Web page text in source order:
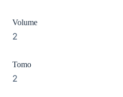
Volume
2
Tomo
2